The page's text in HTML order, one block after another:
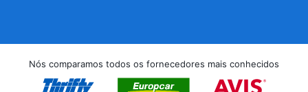
Nós comparamos todos os fornecedores mais conhecidos